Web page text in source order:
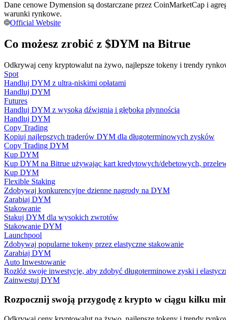
Kopiowanie Transakcji
Zostań traderem kopiującym
Ciesz się podziałem zysków i prowizjami z kopiowania transakcji
Informacja
Analiza Big Data, w tym informacje handlowe itp.
Dane cenowe Dymension są dostarczane przez CoinMarketCap i
warunki rynkowe.
Official Website
Co możesz zrobić z $DYM na Bitrue
Odkrywaj ceny kryptowalut na żywo, najlepsze tokeny i trendy
Spot
Handluj DYM z ultra-niskimi opłatami
Handluj DYM
Futures
Handluj DYM z wysoką dźwignią i głęboką płynnością
Handluj DYM
Copy Trading
Kopiuj najlepszych traderów DYM dla długoterminowych zysków
Copy Trading DYM
Kup DYM
Kup DYM na Bitrue używając kart kredytowych/debetowych,
Kup DYM
Flexible Staking
Zdobywaj konkurencyjne dzienne nagrody na DYM
Zarabiaj DYM
Stakowanie
Stakuj DYM dla wysokich zwrotów
Stakowanie DYM
Launchpool
Zdobywaj popularne tokeny przez elastyczne stakowanie
Zarabiaj DYM
Auto Inwestowanie
Rozłóż swoje inwestycje, aby zdobyć długoterminowe zyski i
Zainwestuj DYM
Rozpocznij swoją przygodę z krypto w ciągu kilku